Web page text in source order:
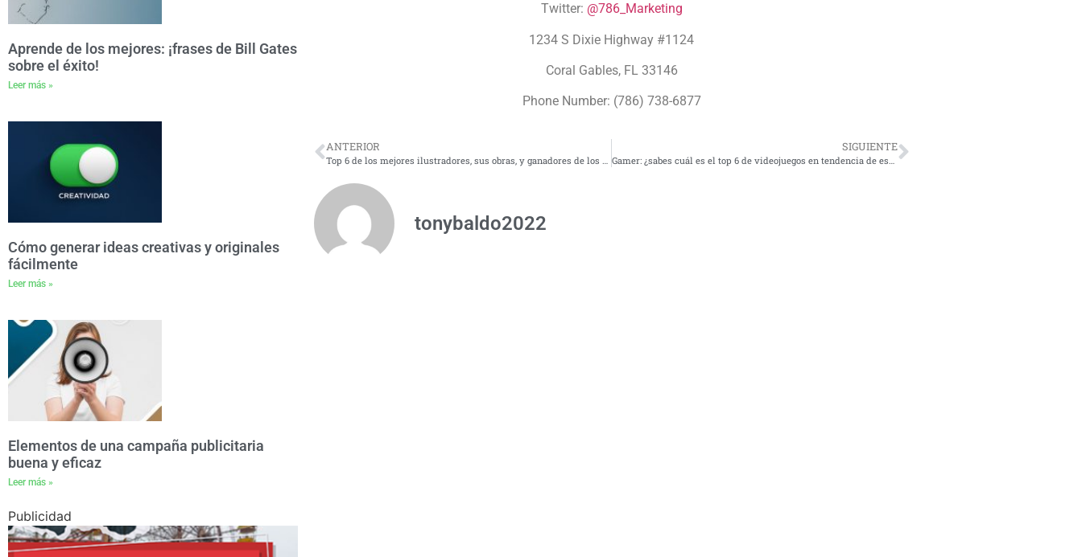
Aprende de los mejores: ¡frases de Bill Gates
sobre el éxito!
Leer más »
Cómo generar ideas creativas y originales
fácilmente
Leer más »
Elementos de una campaña publicitaria
buena y eficaz
Leer más »
Publicidad
Twitter: @786_Marketing
1234 S Dixie Highway #1124
Coral Gables, FL 33146
Phone Number: (786) 738-6877
ANTERIOR SIGUIENTE
tonybaldo2022